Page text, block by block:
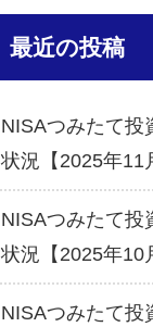
最近の投稿
NISAつみたて投
状況【2025年11
NISAつみたて投
状況【2025年10
NISAつみたて投